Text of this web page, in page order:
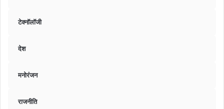
टेक्नॉलॉजी
देश
मनोरंजन
राजनीति